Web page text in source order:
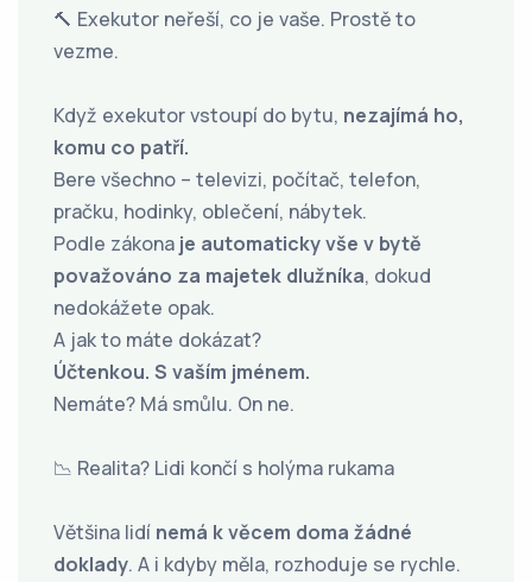
🔨 Exekutor neřeší, co je vaše. Prostě to
vezme.
Když exekutor vstoupí do bytu, nezajímá ho,
komu co patří.
Bere všechno – televizi, počítač, telefon,
pračku, hodinky, oblečení, nábytek.
Podle zákona je automaticky vše v bytě
považováno za majetek dlužníka, dokud
nedokážete opak.
A jak to máte dokázat?
Účtenkou. S vaším jménem.
Nemáte? Má smůlu. On ne.
📉 Realita? Lidi končí s holýma rukama
Většina lidí nemá k věcem doma žádné
doklady. A i kdyby měla, rozhoduje se rychle.